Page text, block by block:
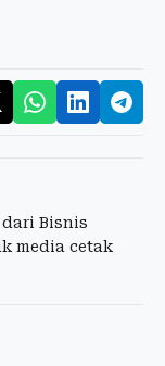
Bisnis
media cetak